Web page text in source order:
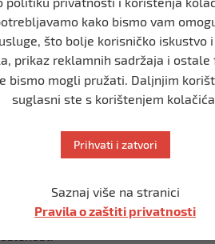
u Federaciji BiH također ostvaruje
je Federacija BiH jedinstvena
najniže plate garantuje
biti najmanje 717 KM
u zavisnosti od rasta ekonomije i
su, bit će stvorene
kako bismo vam
što bolje korisničko iskustvo
prikaz reklamnih sadržaja i
bismo mogli pružati. Daljnjim
suglasni ste s korištenjem kolačića.
Prihvati i zatvori
Saznaj više na stranici
Pravila o zaštiti privatnosti